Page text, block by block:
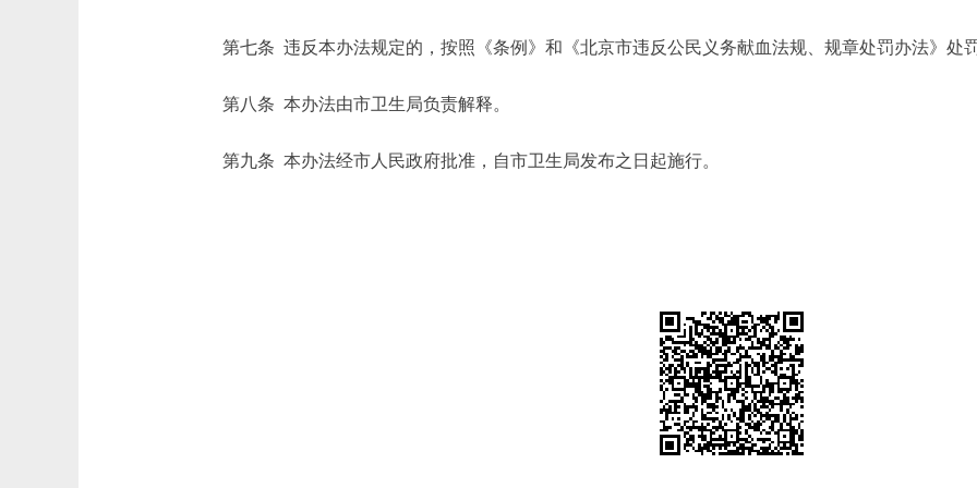
第七条 违反本办法规定的，按照《条例》和《北京市违反公民义务献血法规、规章处罚办法》处
第八条 本办法由市卫生局负责解释。
第九条 本办法经市人民政府批准，自市卫生局发布之日起施行。